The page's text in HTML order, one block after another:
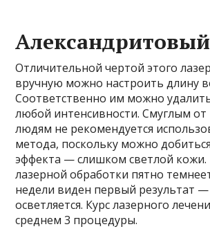
Отличительной чертой этого
вручную можно настроить длину
Соответственно им можно
любой интенсивности. Смуглым
людям не рекомендуется
метода, поскольку можно
эффекта — слишком светлой кожи.
лазерной обработки пятно
недели виден первый результат
осветляется. Курс лазерного
среднем 3 процедуры.